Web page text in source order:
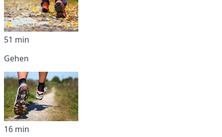
51 min
Gehen
16 min